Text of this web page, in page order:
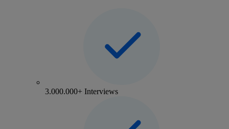
3.000.000+ Interviews